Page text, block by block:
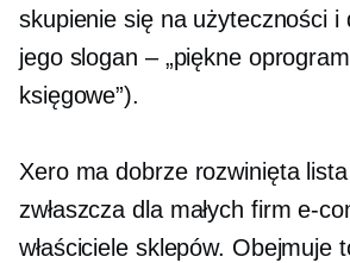
skupienie się na użyteczności i
jego slogan – „piękne
księgowe”).
Xero madobrze rozwiniętalista
zwłaszcza dla małych firme-
właściciele sklepów. Obejmuje